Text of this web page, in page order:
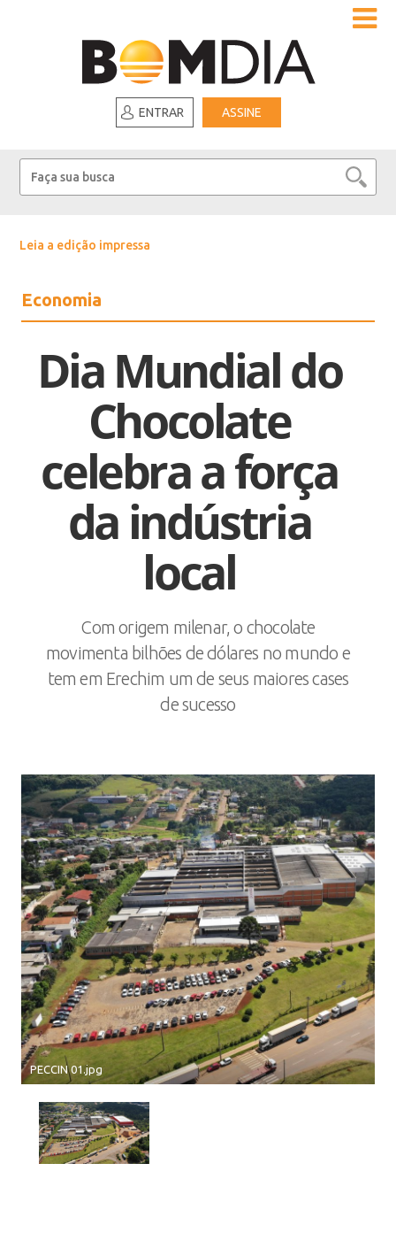
ENTRAR ASSINE
Leia a edição impressa
Economia
Dia Mundial do
Chocolate
celebra a força
da indústria
local
Com origem milenar, o chocolate
movimenta bilhões de dólares no mundo e
tem em Erechim um de seus maiores cases
de sucesso
PECCIN 01.jpg